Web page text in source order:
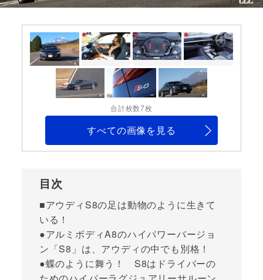
合計枚数7枚
すべての画像を見る
目次
■アウディS8の足は動物のように生きて
いる！
●アルミボディA8のハイパワーバージョ
ン「S8」は、アウディの中でも別格！
●蝶のように舞う！ S8はドライバーの